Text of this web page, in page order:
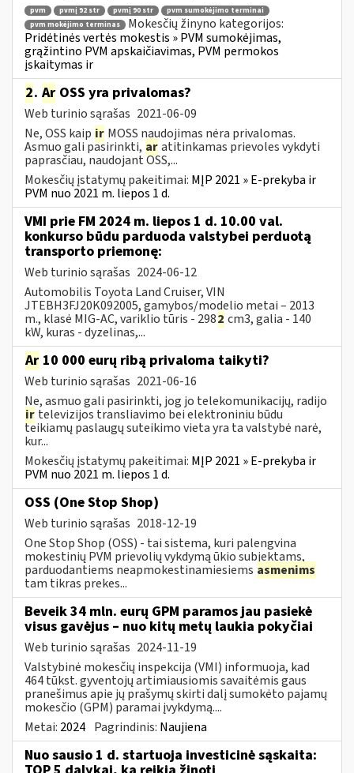
pvm pvmį 92 str pvmį 90 str
pvm sumokėjimo terminai
pvm mokėjimo terminas
Mokesčių žinyno kategorijos:
Pridėtinės vertės mokestis » PVM sumokėjimas,
grąžintino PVM apskaičiavimas, PVM permokos
įskaitymas ir
2. Ar OSS yra privalomas?
Web turinio sąrašas 2021-06-09
Ne, OSS kaip ir MOSS naudojimas nėra privalomas.
Asmuo gali pasirinkti, aratitinkamas prievoles vykdyti
paprasčiau, naudojant OSS,...
Mokesčių įstatymų pakeitimai: MĮP 2021 » E-prekyba ir
PVM nuo 2021 m. liepos 1 d.
VMI prie FM 2024 m. liepos 1 d. 10.00 val.
konkurso būdu parduoda valstybei perduotą
transporto priemonę:
Web turinio sąrašas 2024-06-12
Automobilis Toyota Land Cruiser, VIN
JTEBH3FJ20K092005, gamybos/modelio metai – 2013
m., klasė MIG-AC, variklio tūris - 2982 cm3, galia - 140
kW, kuras - dyzelinas,...
Ar 10 000 eurų ribą privaloma taikyti?
Web turinio sąrašas 2021-06-16
Ne, asmuo gali pasirinkti, jog jo telekomunikacijų, radijo
ir televizijos transliavimo bei elektroniniu būdu
teikiamų paslaugų suteikimo vieta yra ta valstybė narė,
kur...
Mokesčių įstatymų pakeitimai: MĮP 2021 » E-prekyba ir
PVM nuo 2021 m. liepos 1 d.
OSS (One Stop Shop)
Web turinio sąrašas 2018-12-19
One Stop Shop (OSS) - tai sistema, kuri palengvina
mokestinių PVM prievolių vykdymą ūkio subjektams,
parduodantiems neapmokestinamiesiems asmenims
tam tikras prekes...
Beveik 34 mln. eurų GPM paramos jau pasiekė
visus gavėjus – nuo kitų metų laukia pokyčiai
Web turinio sąrašas 2024-11-19
Valstybinė mokesčių inspekcija (VMI) informuoja, kad
464 tūkst. gyventojų artimiausiomis savaitėmis gaus
pranešimus apie jų prašymų skirti dalį sumokėto pajamų
mokesčio (GPM) paramai įvykdymą....
Metai: 2024 Pagrindinis: Naujiena
Nuo sausio 1 d. startuoja investicinė sąskaita: